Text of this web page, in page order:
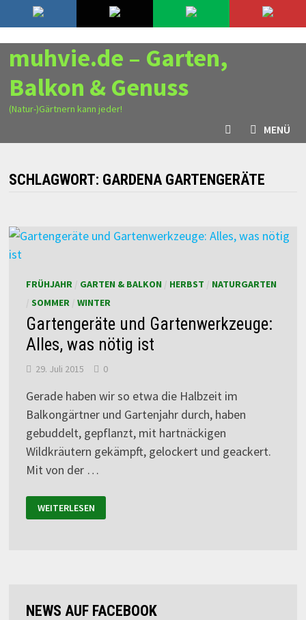
Zurück
zum
Inhalt
6. August 2026
muhvie.de – Garten,
Balkon & Genuss
(Natur-)Gärtnern kann jeder!
MENÜ
SCHLAGWORT: GARDENA GARTENGERÄTE
FRÜHJAHR/ GARTEN & BALKON HERBST
NATURGARTEN
SOMMER/ WINTER
Gartengeräte und Gartenwerkzeuge:
Alles, was nötig ist
29. Juli 2015 0
Gerade haben wir so etwa die Halbzeit im
Balkongärtner und Gartenjahr durch, haben
gebuddelt, gepflanzt, mit hartnäckigen
Wildkräutern gekämpft, gelockert und geackert.
Mit von der …
WEITERLESEN
NEWS AUF FACEBOOK